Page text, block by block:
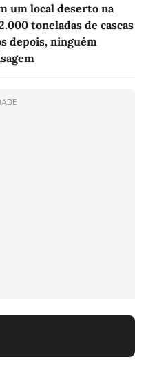
um local deserto na
toneladas de cascas
depois, ninguém